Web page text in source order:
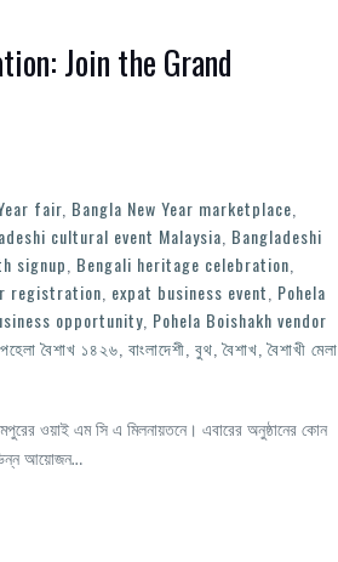
Join the Grand
fair Bangla New Year marketplace
cultural event Malaysia Bangladeshi
signup Bengali heritage celebration
registration expat business event Pohela
opportunity Pohela Boishakh vendor
পহেলা বৈশাখ ১৪২৬ বাংলাদেশী বুথ ,বৈশাখ ,বৈশাখী মেলা
ওয়াই এম সি এ মিলনায়তনে। এবারের অনুষ্ঠানের কোন
আয়োজন…